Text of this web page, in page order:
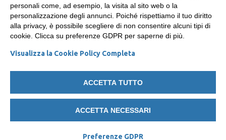
Facebook
Twitter
Youtube
Cookie Policy
FIAB - Federazione Italiana
Ambiente e Bicicletta APS - Via Pietro Borsieri, 4E,
20159 Milano MI - C.F./ P.IVA 11543050154
personali come, ad esempio, la visita al sito web o la
personalizzazione degli annunci. Poiché rispettiamo il tuo diritto
alla privacy, è possibile scegliere di non consentire alcuni tipi di
cookie. Clicca su preferenze GDPR per saperne di più.
Visualizza la Cookie Policy Completa
ACCETTA TUTTO
ACCETTA NECESSARI
Preferenze GDPR